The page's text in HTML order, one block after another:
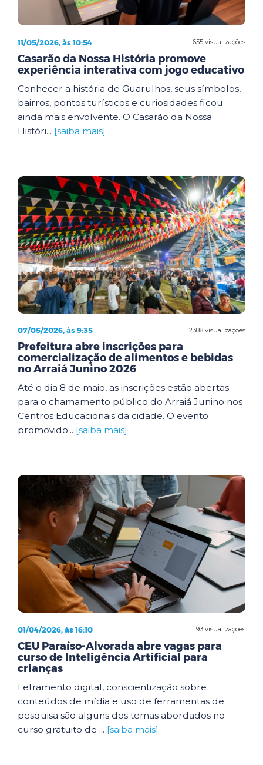
655 visualizações
11/05/2026, às 10:54
Casarão da Nossa História promove
experiência interativa com jogo educativo
Conhecer a história de Guarulhos, seus símbolos,
bairros, pontos turísticos e curiosidades ficou
ainda mais envolvente. O Casarão da Nossa
Históri... [saiba mais]
2388 visualizações
07/05/2026, às 9:35
Prefeitura abre inscrições para
comercialização de alimentos e bebidas
no Arraiá Junino 2026
Até o dia 8 de maio, as inscrições estão abertas
para o chamamento público do Arraiá Junino nos
Centros Educacionais da cidade. O evento
promovido... [saiba mais]
1193 visualizações
01/04/2026, às 16:10
CEU Paraíso-Alvorada abre vagas para
curso de Inteligência Artificial para
crianças
Letramento digital, conscientização sobre
conteúdos de mídia e uso de ferramentas de
pesquisa são alguns dos temas abordados no
curso gratuito de ... [saiba mais]